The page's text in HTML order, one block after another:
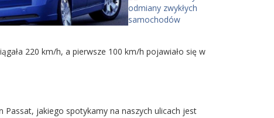
220 km/h, a pierwsze 100 km/h pojawiało się w
jakiego spotykamy na naszych ulicach jest